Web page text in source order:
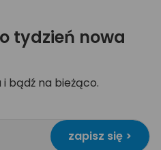
tydzień nowa
bądź na bieżąco.
zapisz się >